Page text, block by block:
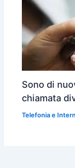
Sono di
chiamata
Telefonia e